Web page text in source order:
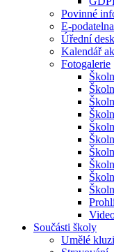
Povinné
E-podatelna
Úřední
Kalendář
Fotogalerie
Součásti školy
Umělé